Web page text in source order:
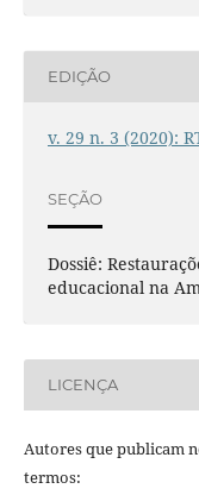
EDIÇÃO
v. 29 n. 3 (2020):
SEÇÃO
Dossiê:
educacional na
LICENÇA
Autores que publicam
termos: